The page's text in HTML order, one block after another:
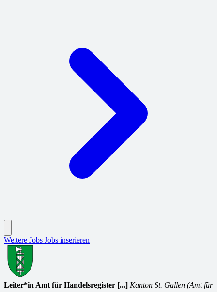
Weitere Jobs Jobs inserieren
Leiter*in Amt für Handelsregister [...] Kanton St. Gallen (Amt für